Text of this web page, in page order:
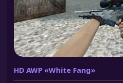
HD AWP «White Fang»